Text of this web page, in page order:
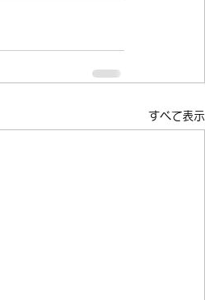
すべて表示